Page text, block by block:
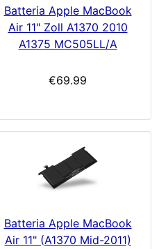
Batteria Apple MacBook
Air 11" Zoll A1370 2010
A1375 MC505LL/A
€69.99
Batteria Apple MacBook
Air 11" (A1370 Mid-2011)